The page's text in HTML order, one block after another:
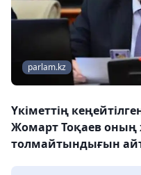
parlam.kz
Үкіметтің
Жомарт Тоқаев оның
толмайтындығын